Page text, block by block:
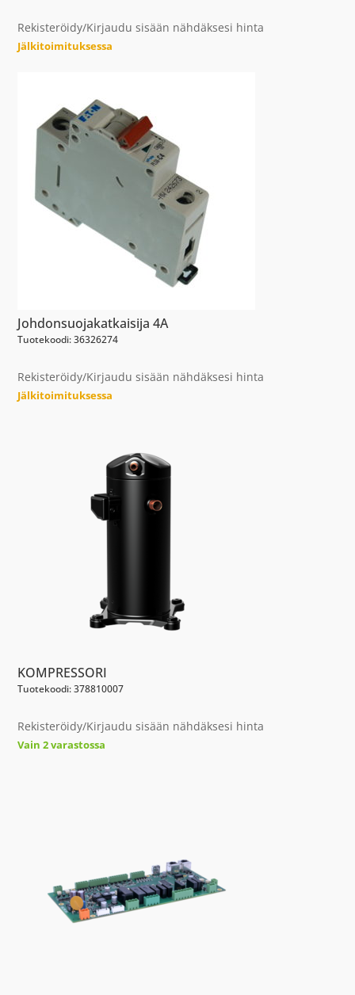
Rekisteröidy/Kirjaudu sisään nähdäksesi hinta
Jälkitoimituksessa
Johdonsuojakatkaisija 4A
Tuotekoodi: 36326274
Rekisteröidy/Kirjaudu sisään nähdäksesi hinta
Jälkitoimituksessa
KOMPRESSORI
Tuotekoodi: 378810007
Rekisteröidy/Kirjaudu sisään nähdäksesi hinta
Vain 2 varastossa